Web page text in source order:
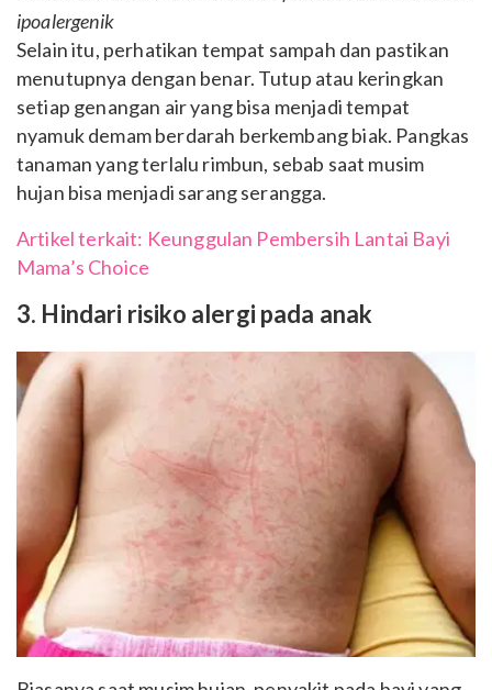
ipoalergenik
Selain itu, perhatikan tempat sampah dan pastikan
menutupnya dengan benar. Tutup atau keringkan
setiap genangan air yang bisa menjadi tempat
nyamuk demam berdarah berkembang biak. Pangkas
tanaman yang terlalu rimbun, sebab saat musim
hujan bisa menjadi sarang serangga.
Artikel terkait: Keunggulan Pembersih Lantai Bayi
Mama’s Choice
3. Hindari risiko alergi pada anak